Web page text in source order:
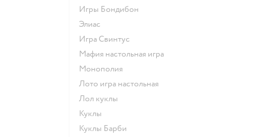
Игры Бондибон
Элиас
Игра Свинтус
Мафия настольная игра
Монополия
Лото игра настольная
Лол куклы
Куклы
Куклы Барби